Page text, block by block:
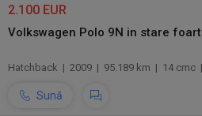
2.100 EUR
Volkswagen Polo 9N in stare
Hatchback | 2009 | 95.189 km | 14 cmc
Sună